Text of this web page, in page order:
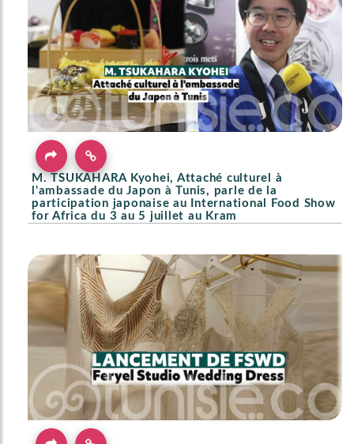
M. TSUKAHARA Kyohei, Attaché culturel à
l'ambassade du Japon à Tunis, parle de la
participation japonaise au International Food Show
for Africa du 3 au 5 juillet au Kram